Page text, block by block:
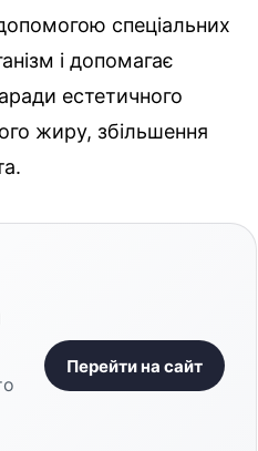
спеціальних
і допомагає
естетичного
жиру, збільшення
Перейти на сайт